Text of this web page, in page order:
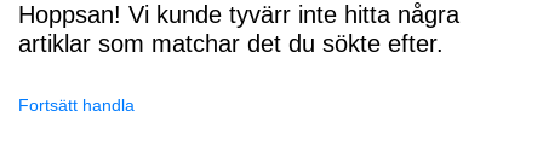
Hoppsan! Vi kunde tyvärr inte hitta några
artiklar som matchar det du sökte efter.
Fortsätt handla